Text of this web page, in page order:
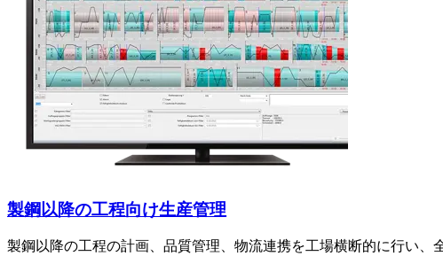
製鋼以降の工程向け生産管理
製鋼以降の工程の計画、品質管理、物流連携を工場横断的に行い、